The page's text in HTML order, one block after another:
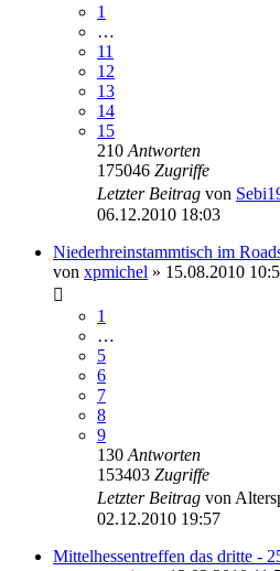
1
…
11
12
13
14
15
210 Antworten
175046 Zugriffe
Letzter Beitrag von
06.12.2010 18:03
Niederhreinstammtisch im
von xpmichel » 15.08.2010
1
…
5
6
7
8
9
130 Antworten
153403 Zugriffe
Letzter Beitrag von
02.12.2010 19:57
Mittelhessentreffen das dritte -